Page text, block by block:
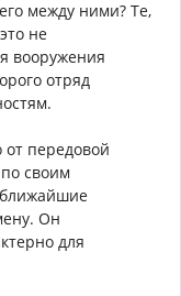
между ними? Те,
не
вооружения
отряд
от передовой
своим
ближайшие
Он
для